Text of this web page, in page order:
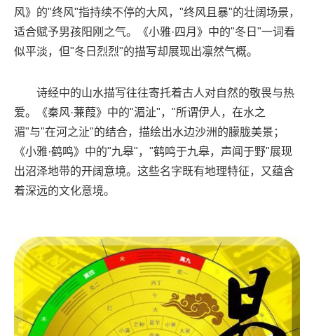
风》的"终风"指持续不停的大风，"终风且暴"的壮阔场景，
适合赋予男孩阳刚之气。《小雅·四月》中的"冬日"一词看
似平淡，但"冬日烈烈"的描写却展现出凛然气概。
诗经中的山水描写往往寄托着古人对自然的敬畏与热
爱。《秦风·蒹葭》中的"湄沚"，"所谓伊人，在水之
湄"与"在河之沚"的结合，描绘出水边沙洲的朦胧美景；
《小雅·鹤鸣》中的"九皋"，"鹤鸣于九皋，声闻于野"展现
出沼泽地带的开阔意境。这些名字既有地理特征，又蕴含
着深远的文化意境。